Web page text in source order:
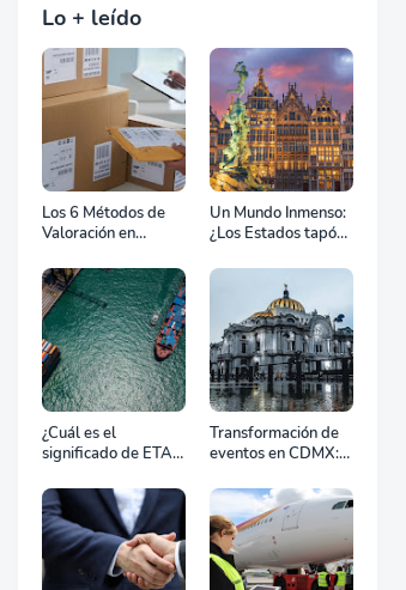
Lo + leído
Los 6 Métodos de
Valoración en
Un Mundo Inmenso:
¿Los Estados tapón,
o zona de combate?
¿Cuál es el
significado de ETA,
el transporte
marítimo?
Transformación de
eventos en CDMX:
profesional de
equipos define el
éxito de tu
celebración